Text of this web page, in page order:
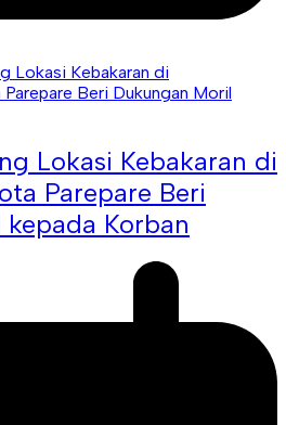
Lokasi Kebakaran di
Parepare Beri
Korban